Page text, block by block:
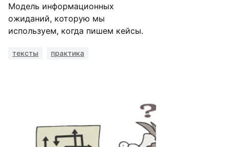
Модель информационных
ожиданий, которую мы
используем, когда пишем кейсы.
тексты практика